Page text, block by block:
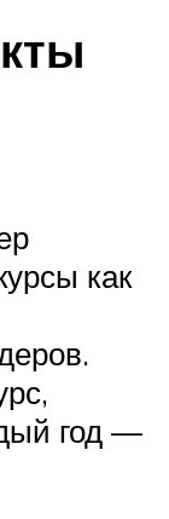
как
год —